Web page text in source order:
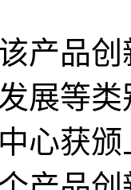
品创
展等
心获